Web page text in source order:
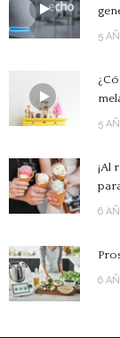
5
5
¡Al
6
6